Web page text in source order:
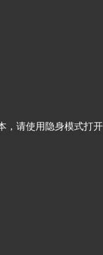
，请使用隐身模式打开